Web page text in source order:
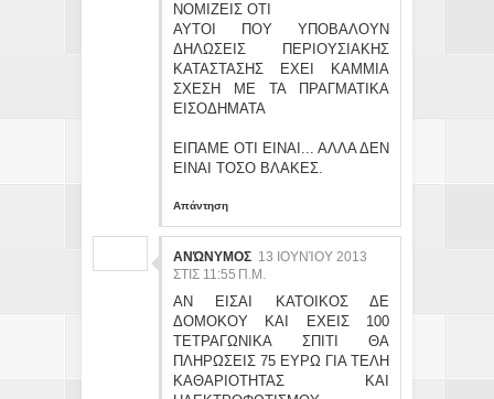
ΝΟΜΙΖΕΙΣ ΟΤΙ
ΑΥΤΟΙ ΠΟΥ ΥΠΟΒΑΛΟΥΝ
ΔΗΛΩΣΕΙΣ ΠΕΡΙΟΥΣΙΑΚΗΣ
ΚΑΤΑΣΤΑΣΗΣ ΕΧΕΙ ΚΑΜΜΙΑ
ΣΧΕΣΗ ΜΕ ΤΑ ΠΡΑΓΜΑΤΙΚΑ
ΕΙΣΟΔΗΜΑΤΑ
ΕΙΠΑΜΕ ΟΤΙ ΕΙΝΑΙ... ΑΛΛΑ ΔΕΝ
ΕΙΝΑΙ ΤΟΣΟ ΒΛΑΚΕΣ.
Απάντηση
ΑΝΏΝΥΜΟΣ 13 ΙΟΥΝΊΟΥ 2013
ΣΤΙΣ 11:55 Π.Μ.
ΑΝ ΕΙΣΑΙ ΚΑΤΟΙΚΟΣ ΔΕ
ΔΟΜΟΚΟΥ ΚΑΙ ΕΧΕΙΣ 100
ΤΕΤΡΑΓΩΝΙΚΑ ΣΠΙΤΙ ΘΑ
ΠΛΗΡΩΣΕΙΣ 75 ΕΥΡΩ ΓΙΑ ΤΕΛΗ
ΚΑΘΑΡΙΟΤΗΤΑΣ ΚΑΙ